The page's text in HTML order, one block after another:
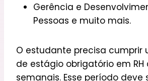
Gerência e
Pessoas e muito mais.
O estudante precisa cumprir
de estágio obrigatório em
semanais. Esse período deve